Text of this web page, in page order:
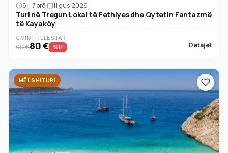
6 - 7 orë 11 gus 2026
Turi në Tregun Lokal të Fethiyes dhe Qytetin Fantazmë
të Kayaköy
ÇMIMI FILLESTAR
90 €80 € %11 Detajet
MË I SHITURI